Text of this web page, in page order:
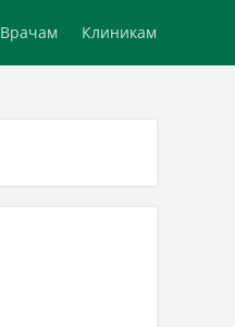
Врачам Клиникам